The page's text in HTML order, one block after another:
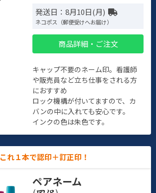
発送日：8月10日(月)
ネコポス（郵便受けへお届け）
商品詳細・ご注文
キャップ不要のネーム印。看護師
や販売員など立ち仕事をされる方
におすすめ
ロック機構が付いてますので、カ
バンの中に入れても安心です。
インクの色は朱色です。
これ１本で認印＋訂正印！
ペアネーム